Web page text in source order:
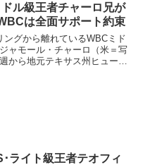
ル級王者チャーロ兄が
は全面サポート約束
ングから離れているWBCミド
ャモール・チャーロ（米＝写
から地元テキサス州ヒュース
･ライト級王者テオフィ